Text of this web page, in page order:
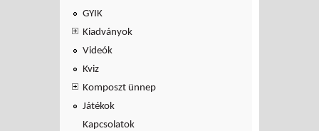
GYIK
Kiadványok
Videók
Kviz
Komposzt ünnep
Játékok
Kapcsolatok